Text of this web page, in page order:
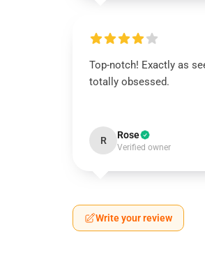
Top-notch! Exactly as
totally obsessed.
R Rose
Verified owner
Write your review